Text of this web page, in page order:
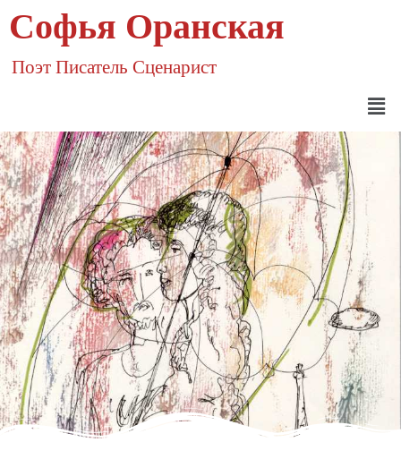
Софья Оранская
Поэт Писатель Сценарист